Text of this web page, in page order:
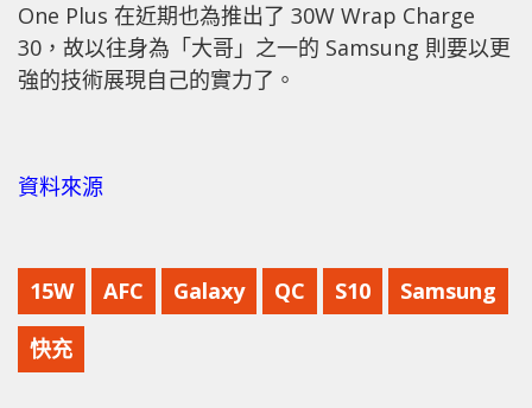
One Plus 在近期也為推出了 30W Wrap Charge
30，故以往身為「大哥」之一的 Samsung 則要以更
強的技術展現自己的實力了。
資料來源
15W AFC Galaxy QC S10 Samsung
快充